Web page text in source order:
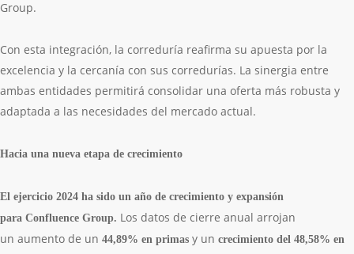
Group.
Con esta integración, la correduría reafirma su apuesta por la
excelencia y la cercanía con sus corredurías. La sinergia entre
ambas entidades permitirá consolidar una oferta más robusta y
adaptada a las necesidades del mercado actual.
Hacia una nueva etapa de crecimiento
El ejercicio 2024 ha sido un año de crecimiento y expansión
para Confluence Group. Los datos de cierre anual arrojan
un aumento de un 44,89% en primas y un crecimiento del 48,58% en